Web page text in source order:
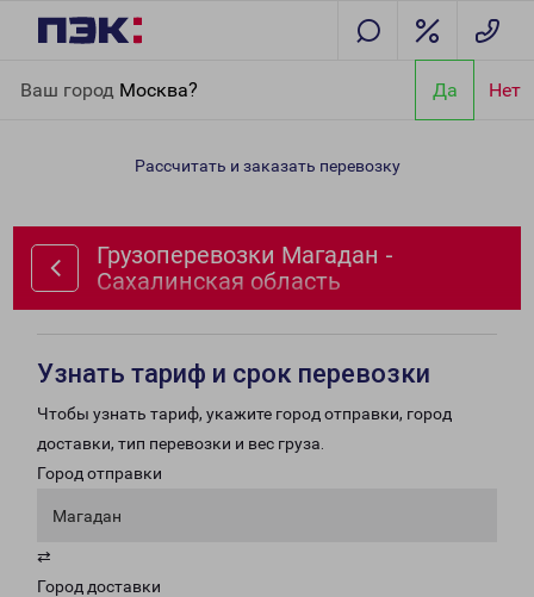
Ваш город Москва? Да Нет
Сахалинская область
Рассчитать и заказать перевозку
Грузоперевозки Магадан -
Сахалинская область
Узнать тариф и срок перевозки
Чтобы узнать тариф, укажите город отправки, город
доставки, тип перевозки и вес груза.
Город отправки
Магадан
⇄
Город доставки